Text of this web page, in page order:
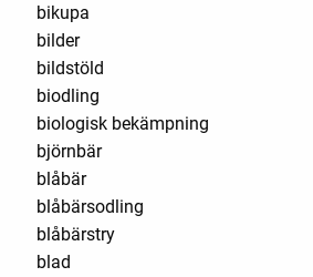
bikupa
bilder
bildstöld
biodling
biologisk bekämpning
björnbär
blåbär
blåbärsodling
blåbärstry
blad